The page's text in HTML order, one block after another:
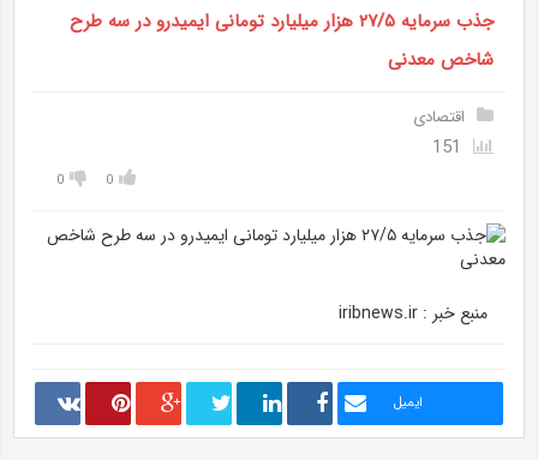
جذب سرمایه ۲۷/۵ هزار میلیارد تومانی ایمیدرو در سه طرح
شاخص معدنی
اقتصادی
0
0
منبع خبر : iribnews.ir
ایمیل